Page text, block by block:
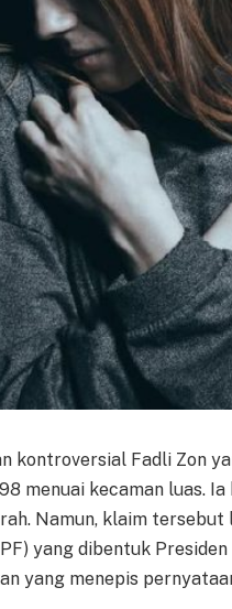
kontroversial Fadli Zon
menuai kecaman luas.
Namun, klaim tersebut
yang dibentuk
yang menepis